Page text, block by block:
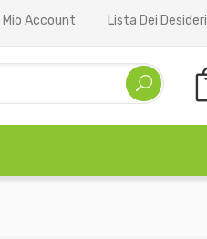
Il Mio Account Lista Dei Desideri